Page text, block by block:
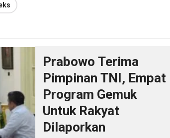
Prabowo Terima
Pimpinan TNI, Empat
Program Gemuk
Untuk Rakyat
Dilaporkan